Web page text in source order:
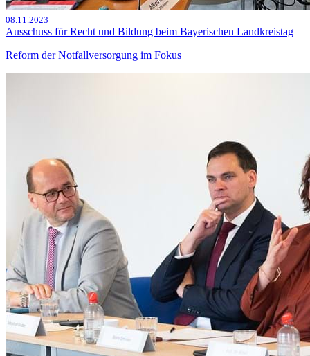
08.11.2023
Ausschuss für Recht und Bildung beim Bayerischen Landkreistag
Reform der Notfallversorgung im Fokus